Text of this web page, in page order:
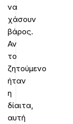
να
χάσουν
βάρος.
Αν
το
ζητούμενο
ήταν
η
δίαιτα,
αυτή